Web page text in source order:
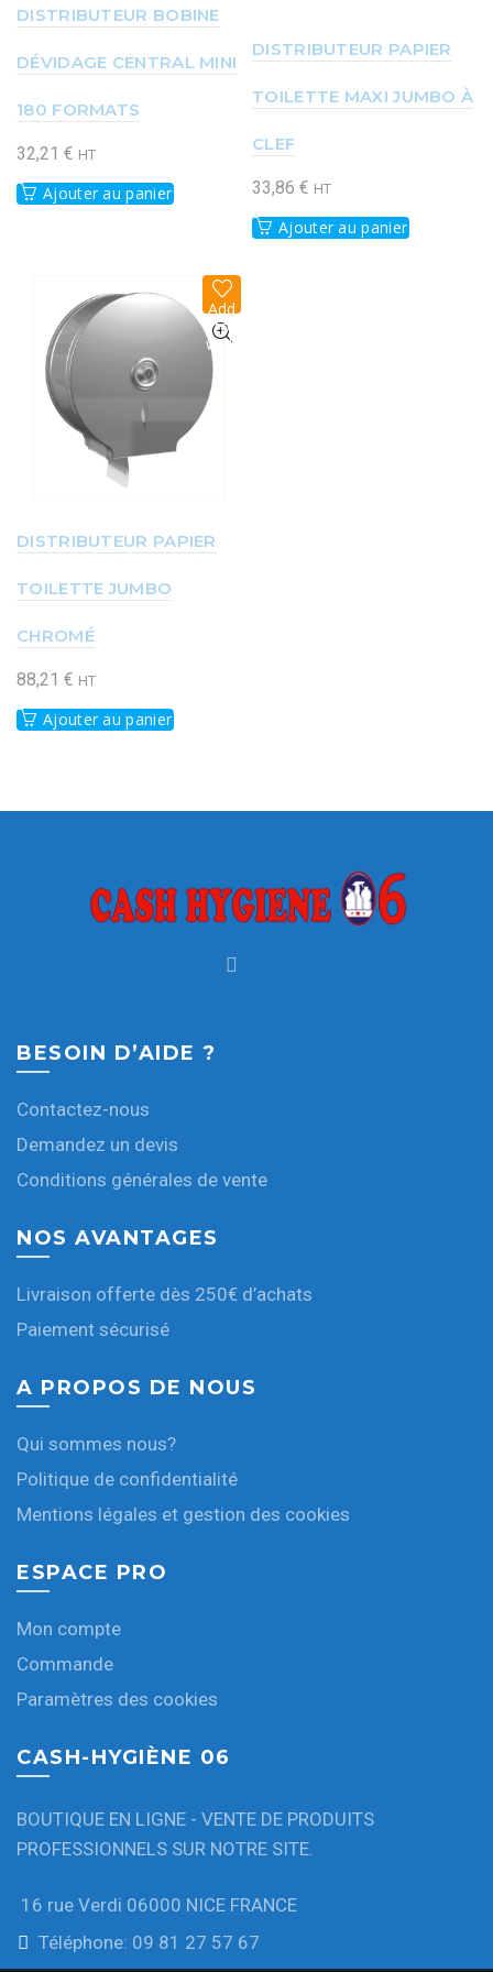
DISTRIBUTEUR BOBINE
DÉVIDAGE CENTRAL MINI
180 FORMATS
32,21 € HT
Ajouter au panier
DISTRIBUTEUR PAPIER
TOILETTE MAXI JUMBO À
CLEF
33,86 € HT
Ajouter au panier
Add
to
wish
list
DISTRIBUTEUR PAPIER
TOILETTE JUMBO
CHROMÉ
88,21 € HT
Ajouter au panier
BESOIN D’AIDE ?
Contactez-nous
Demandez un devis
Conditions générales de vente
NOS AVANTAGES
Livraison offerte dès 250€ d’achats
Paiement sécurisé
A PROPOS DE NOUS
Qui sommes nous?
Politique de confidentialité
Mentions légales et gestion des cookies
ESPACE PRO
Mon compte
Commande
Paramètres des cookies
CASH-HYGIÈNE 06
BOUTIQUE EN LIGNE - VENTE DE PRODUITS
PROFESSIONNELS SUR NOTRE SITE.
16 rue Verdi 06000 NICE FRANCE
Téléphone: 09 81 27 57 67